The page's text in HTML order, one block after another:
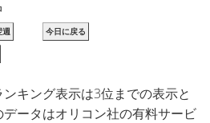
週 今日に戻る
キング表示は3位までの表示と
ータはオリコン社の有料サービ